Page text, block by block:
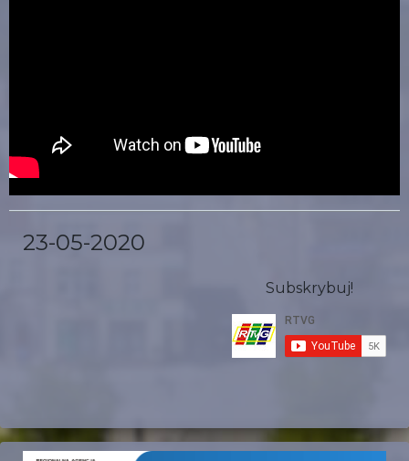
23-05-2020
Subskrybuj!